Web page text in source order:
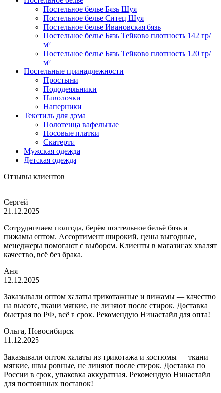
Постельное белье Бязь Шуя
Постельное белье Ситец Шуя
Постельное белье Ивановская бязь
Постельное белье Бязь Тейково плотность 142 гр/
м²
Постельное белье Бязь Тейково плотность 120 гр/
м²
Постельные принадлежности
Простыни
Пододеяльники
Наволочки
Наперники
Текстиль для дома
Полотенца вафельные
Носовые платки
Скатерти
Мужская одежда
Детская одежда
Отзывы клиентов
Сергей
21.12.2025
Сотрудничаем полгода, берём постельное бельё бязь и
пижамы оптом. Ассортимент широкий, цены выгодные,
менеджеры помогают с выбором. Клиенты в магазинах хвалят
качество, всё без брака.
Аня
12.12.2025
Заказывали оптом халаты трикотажные и пижамы — качество
на высоте, ткани мягкие, не линяют после стирок. Доставка
быстрая по РФ, всё в срок. Рекомендую Нинастайл для опта!
Ольга, Новосибирск
11.12.2025
Заказывали оптом халаты из трикотажа и костюмы — ткани
мягкие, швы ровные, не линяют после стирок. Доставка по
России в срок, упаковка аккуратная. Рекомендую Нинастайл
для постоянных поставок!